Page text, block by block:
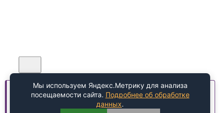
Обратный звонок
Мы используем cookie-файлы для улучшения работы
Мы используем Яндекс.Метрику для анализа
посещаемости сайта. Подробнее об обработке
данных.